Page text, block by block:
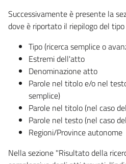
Successivamente è presente la
dove è riportato il riepilogo del
Tipo (ricerca semplice o
Estremi dell'atto
Denominazione atto
Parole nel titolo e/o nel
semplice)
Parole nel titolo (nel caso
Parole nel testo (nel caso
Regioni/Province autonome
Nella sezione "Risultato della